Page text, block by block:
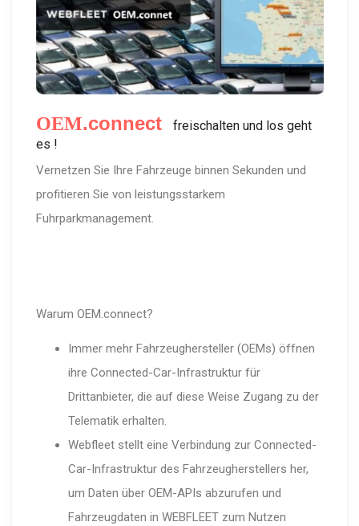
OEM.connect
freischalten und los geht
es !
Vernetzen Sie Ihre Fahrzeuge binnen Sekunden und
profitieren Sie von leistungsstarkem
Fuhrparkmanagement.
Warum OEM.connect?
Immer mehr Fahrzeughersteller (OEMs) öffnen
ihre Connected-Car-Infrastruktur für
Drittanbieter, die auf diese Weise Zugang zu der
Telematik erhalten.
Webfleet stellt eine Verbindung zur Connected-
Car-Infrastruktur des Fahrzeugherstellers her,
um Daten über OEM-APIs abzurufen und
Fahrzeugdaten in WEBFLEET zum Nutzen